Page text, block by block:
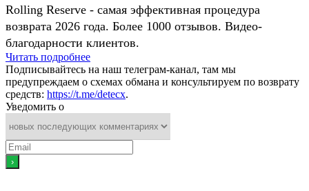
Rolling Reserve - самая эффективная процедура
возврата 2026 года. Более 1000 отзывов. Видео-
благодарности клиентов.
Читать подробнее
Подписывайтесь на наш телеграм-канал, там мы
предупреждаем о схемах обмана и консультируем по возврату
средств: https://t.me/detecx.
Уведомить о